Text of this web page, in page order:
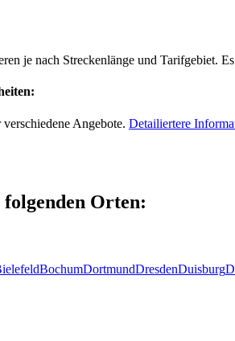
je nach Streckenlänge und Tarifgebiet.
Angebote. Detailiertere
Orten:
BochumDortmundDresdenDuisburg